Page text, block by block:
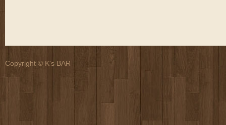
Copyright © K's BAR